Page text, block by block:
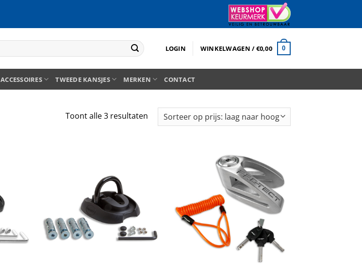
LOGIN WINKELWAGEN /€0,00 0
ACCESSOIRES TWEEDE KANSJES MERKEN CONTACT
Toont alle 3 resultatenGesorteerd